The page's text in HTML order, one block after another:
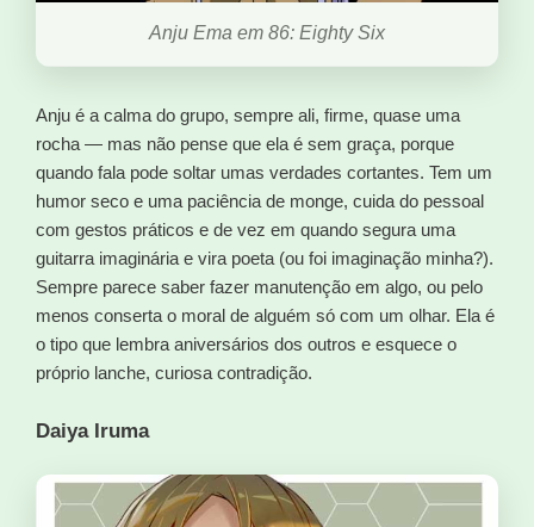
Anju Ema em 86: Eighty Six
Anju é a calma do grupo, sempre ali, firme, quase uma
rocha — mas não pense que ela é sem graça, porque
quando fala pode soltar umas verdades cortantes. Tem um
humor seco e uma paciência de monge, cuida do pessoal
com gestos práticos e de vez em quando segura uma
guitarra imaginária e vira poeta (ou foi imaginação minha?).
Sempre parece saber fazer manutenção em algo, ou pelo
menos conserta o moral de alguém só com um olhar. Ela é
o tipo que lembra aniversários dos outros e esquece o
próprio lanche, curiosa contradição.
Daiya Iruma